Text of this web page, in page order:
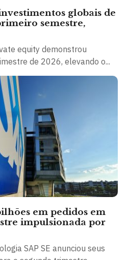
globais de
semestre,
equity demonstrou
de 2026, elevando o...
em pedidos em
impulsionada por
SAP SE anunciou seus